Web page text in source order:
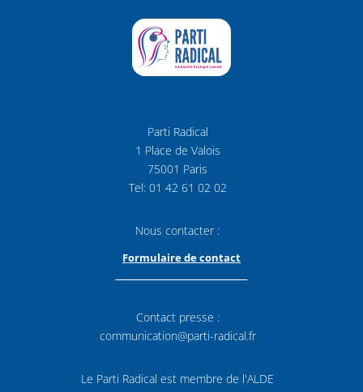
Parti Radical
1 Place de Valois
75001 Paris
Tel: 01 42 61 02 02
Nous contacter :
Formulaire de contact
Contact presse :
communication@parti-radical.fr
Le Parti Radical est membre de l'ALDE